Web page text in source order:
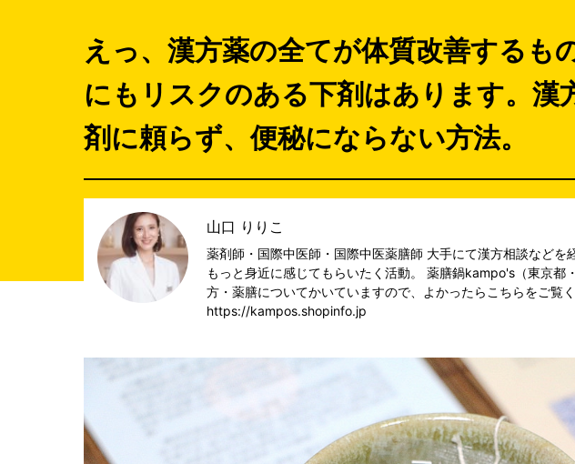
えっ、漢方薬の全てが体質改善するも
にもリスクのある下剤はあります。漢
剤に頼らず、便秘にならない方法。
山口 りりこ
薬剤師・国際中医師・国際中医薬膳師 大手にて漢方相談などを
もっと身近に感じてもらいたく活動。 薬膳鍋kampo's（東京都
方・薬膳についてかいていますので、よかったらこちらをご覧
https://kampos.shopinfo.jp